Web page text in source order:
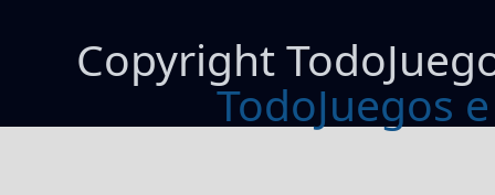
Copyright
TodoJuegos